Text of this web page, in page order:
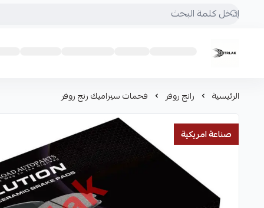
Motrlak
الرئيسية رانج روفر فحمات سيراميك رنج روفر
صناعة امريكية